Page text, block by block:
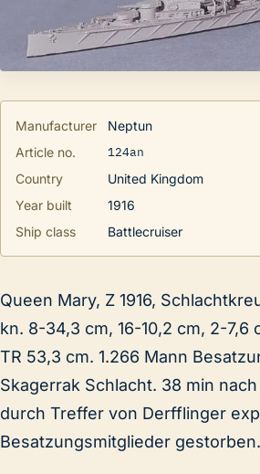
Manufacturer
Neptun
Article no.
124an
Country
United Kingdom
Year built
1916
Ship class
Battlecruiser
Queen Mary, Z 1916,
kn. 8-34,3 cm, 16-10,2 cm, 2-7,6
TR 53,3 cm. 1.266 Mann
Skagerrak Schlacht. 38 min
durch Treffer von Derfflinger
Besatzungsmitglieder gestorben.